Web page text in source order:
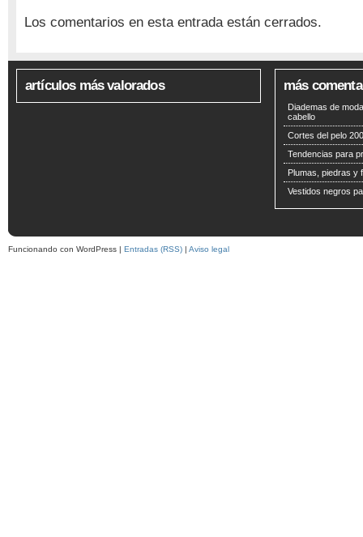
Los comentarios en esta entrada están cerrados.
artículos más valorados más
Diademas de
cabello
Cortes del pelo
Tendencias para
Plumas, piedras y
Vestidos negros
Funcionando con WordPress | Entradas (RSS) | Aviso legal